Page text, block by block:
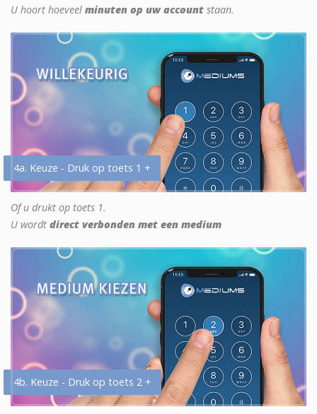
U hoort hoeveel minuten op uw account staan.
4a. Keuze - Druk op toets 1 +
Of u drukt op toets 1.
U wordt direct verbonden met een medium
4b. Keuze - Druk op toets 2 +